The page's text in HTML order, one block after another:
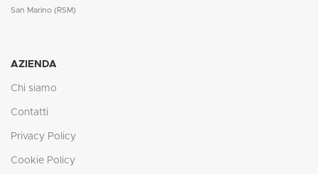
San Marino (RSM)
AZIENDA
Chi siamo
Contatti
Privacy Policy
Cookie Policy